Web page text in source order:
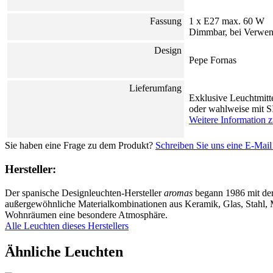
Fassung
1 x E27 max. 60 W
Dimmbar, bei
Design
Pepe Fornas
Lieferumfang
Exklusive
oder wahlweise mit
Weitere Information
Sie haben eine Frage zu dem Produkt? Schreiben Sie uns eine E-
Hersteller:
Der spanische Designleuchten-Herstelleraromas begann 1986 mit
außergewöhnliche Materialkombinationen aus Keramik, Glas,
Wohnräumen eine besondere Atmosphäre.
Alle Leuchten dieses Herstellers
Ähnliche Leuchten